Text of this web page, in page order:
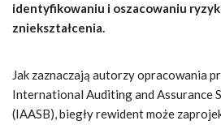
identyfikowaniu i oszacowaniu
zniekształcenia.
Jak zaznaczają autorzy opracowania
International Auditing and Assurance
(IAASB), biegły rewident może